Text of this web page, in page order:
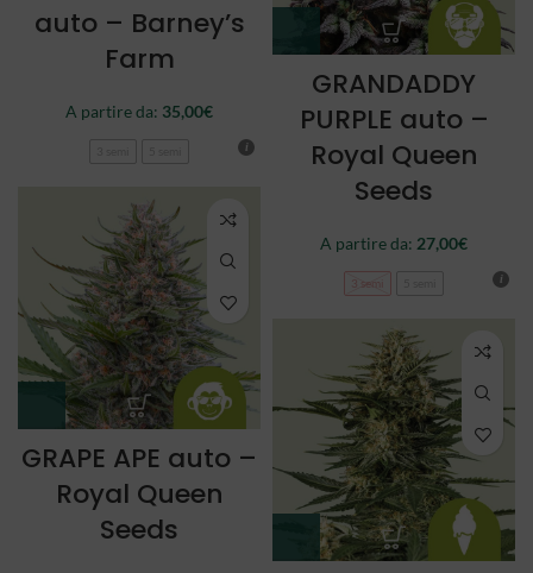
auto – Barney’s
Farm
A partire da: 35,00€
GRANDADDY
PURPLE auto –
Royal Queen
Seeds
A partire da: 27,00€
3 semi
GRAPE APE auto –
Royal Queen
Seeds